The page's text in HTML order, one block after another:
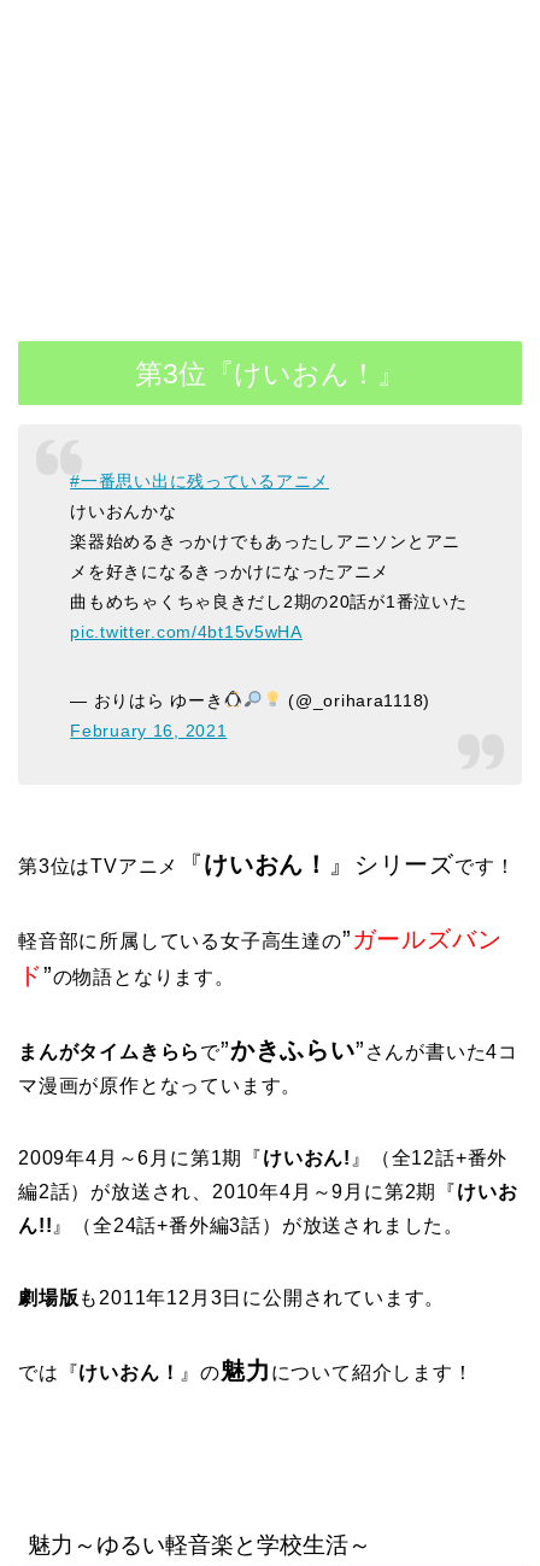
第3位『けいおん！』
#一番思い出に残っているアニメ
けいおんかな
楽器始めるきっかけでもあったしアニソンとアニ
メを好きになるきっかけになったアニメ
曲もめちゃくちゃ良きだし2期の20話が1番泣いた
pic.twitter.com/4bt15v5wHA
— おりはら ゆーき
(@_orihara1118)
February 16, 2021
第3位はTVアニメ 『けいおん！ 』シリーズです！
軽音部に所属している女子高生達の”ガールズバン
ド”の物語となります。
まんがタイムきらら で”かきふらい” さんが書いた4コ
マ漫画が原作となっています。
2009年4月～6月に第1期『けいおん! 』（全12話+番外
編2話）が放送され、2010年4月～9月に第2期『けいお
ん!! 』（全24話+番外編3話）が放送されました。
劇場版 も2011年12月3日に公開されています。
では『けいおん！ 』の魅力 について紹介します！
魅力～ゆるい軽音楽と学校生活～